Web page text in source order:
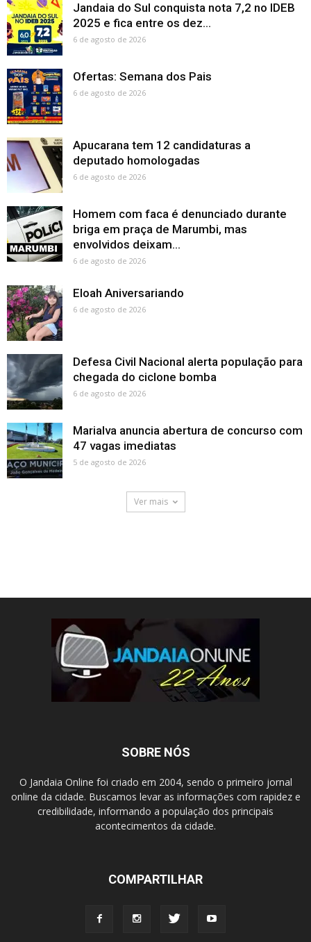
Jandaia do Sul conquista nota 7,2 no IDEB
2025 e fica entre os dez...
6 de agosto de 2026
Ofertas: Semana dos Pais
6 de agosto de 2026
Apucarana tem 12 candidaturas a
deputado homologadas
6 de agosto de 2026
Homem com faca é denunciado durante
briga em praça de Marumbi, mas
envolvidos deixam...
6 de agosto de 2026
Eloah Aniversariando
6 de agosto de 2026
Defesa Civil Nacional alerta população para
chegada do ciclone bomba
6 de agosto de 2026
Marialva anuncia abertura de concurso com
47 vagas imediatas
5 de agosto de 2026
Ver mais
SOBRE NÓS
O Jandaia Online foi criado em 2004, sendo o primeiro jornal
online da cidade. Buscamos levar as informações com rapidez e
credibilidade, informando a população dos principais
acontecimentos da cidade.
COMPARTILHAR